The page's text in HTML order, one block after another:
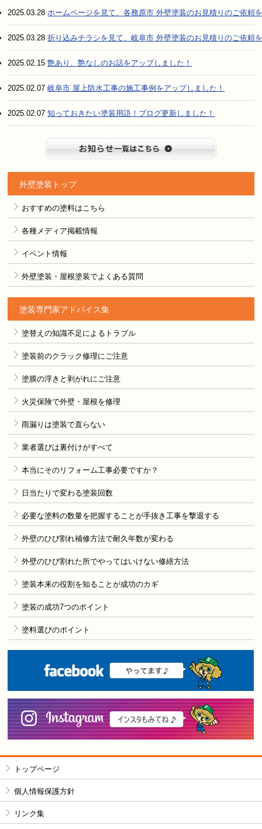
2025.03.28ホームページを見て、各務原市 外壁塗装のお見積りのご依頼
2025.03.28折り込みチラシを見て、岐阜市 外壁塗装のお見積りのご依頼
2025.02.15艶あり、艶なしのお話をアップしました！
2025.02.07岐阜市 屋上防水工事の施工事例をアップしました！
2025.02.07知っておきたい塗装用語！ブログ更新しました！
外壁塗装トップ
おすすめの塗料はこちら
各種メディア掲載情報
イベント情報
外壁塗装・屋根塗装でよくある質問
塗装専門家アドバイス集
塗替えの知識不足によるトラブル
塗装前のクラック修理にご注意
塗膜の浮きと剥がれにご注意
火災保険で外壁・屋根を修理
雨漏りは塗装で直らない
業者選びは裏付けがすべて
本当にそのリフォーム工事必要ですか？
日当たりで変わる塗装回数
必要な塗料の数量を把握することが手抜き工事を撃退する
外壁のひび割れ補修方法で耐久年数が変わる
外壁のひび割れた所でやってはいけない修繕方法
塗装本来の役割を知ることが成功のカギ
塗装の成功7つのポイント
塗料選びのポイント
トップページ
個人情報保護方針
リンク集